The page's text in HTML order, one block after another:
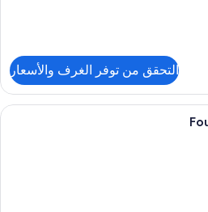
التحقق من توفر الغرف والأسعار
أغطية فراش متميزة وأسرّة بطبقة علوية